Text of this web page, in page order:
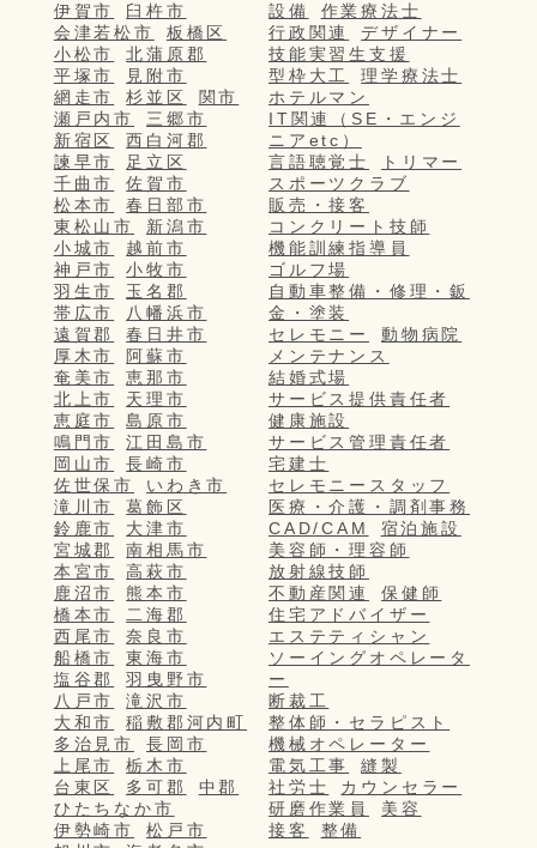
伊賀市
臼杵市
会津若松市
板橋区
小松市
北蒲原郡
平塚市
見附市
網走市
杉並区
関市
瀬戸内市
三郷市
新宿区
西白河郡
諫早市
足立区
千曲市
佐賀市
松本市
春日部市
東松山市
新潟市
小城市
越前市
神戸市
小牧市
羽生市
玉名郡
帯広市
八幡浜市
遠賀郡
春日井市
厚木市
阿蘇市
奄美市
恵那市
北上市
天理市
恵庭市
島原市
鳴門市
江田島市
岡山市
長崎市
佐世保市
いわき市
滝川市
葛飾区
鈴鹿市
大津市
宮城郡
南相馬市
本宮市
高萩市
鹿沼市
熊本市
橋本市
二海郡
西尾市
奈良市
船橋市
東海市
塩谷郡
羽曳野市
八戸市
滝沢市
大和市
稲敷郡河内町
多治見市
長岡市
上尾市
栃木市
台東区
多可郡
中郡
ひたちなか市
伊勢崎市
松戸市
設備
作業療法士
行政関連
デザイナー
技能実習生支援
型枠大工
理学療法士
ホテルマン
IT関連（SE・エンジ
ニアetc）
言語聴覚士
トリマー
スポーツクラブ
販売・接客
コンクリート技師
機能訓練指導員
ゴルフ場
自動車整備・修理・鈑
金・塗装
セレモニー
動物病院
メンテナンス
結婚式場
サービス提供責任者
健康施設
サービス管理責任者
宅建士
セレモニースタッフ
医療・介護・調剤事務
CAD/CAM
宿泊施設
美容師・理容師
放射線技師
不動産関連
保健師
住宅アドバイザー
エステティシャン
ソーイングオペレータ
ー
断裁工
整体師・セラピスト
機械オペレーター
電気工事
縫製
社労士
カウンセラー
研磨作業員
美容
接客
整備